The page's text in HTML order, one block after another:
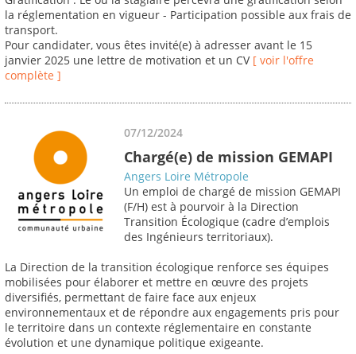
la réglementation en vigueur - Participation possible aux frais de
transport.
Pour candidater, vous êtes invité(e) à adresser avant le 15
janvier 2025 une lettre de motivation et un CV [ voir l'offre
complète ]
07/12/2024
Chargé(e) de mission GEMAPI
Angers Loire Métropole
Un emploi de chargé de mission GEMAPI
(F/H) est à pourvoir à la Direction
Transition Écologique (cadre d’emplois
des Ingénieurs territoriaux).
La Direction de la transition écologique renforce ses équipes
mobilisées pour élaborer et mettre en œuvre des projets
diversifiés, permettant de faire face aux enjeux
environnementaux et de répondre aux engagements pris pour
le territoire dans un contexte réglementaire en constante
évolution et une dynamique politique exigeante.